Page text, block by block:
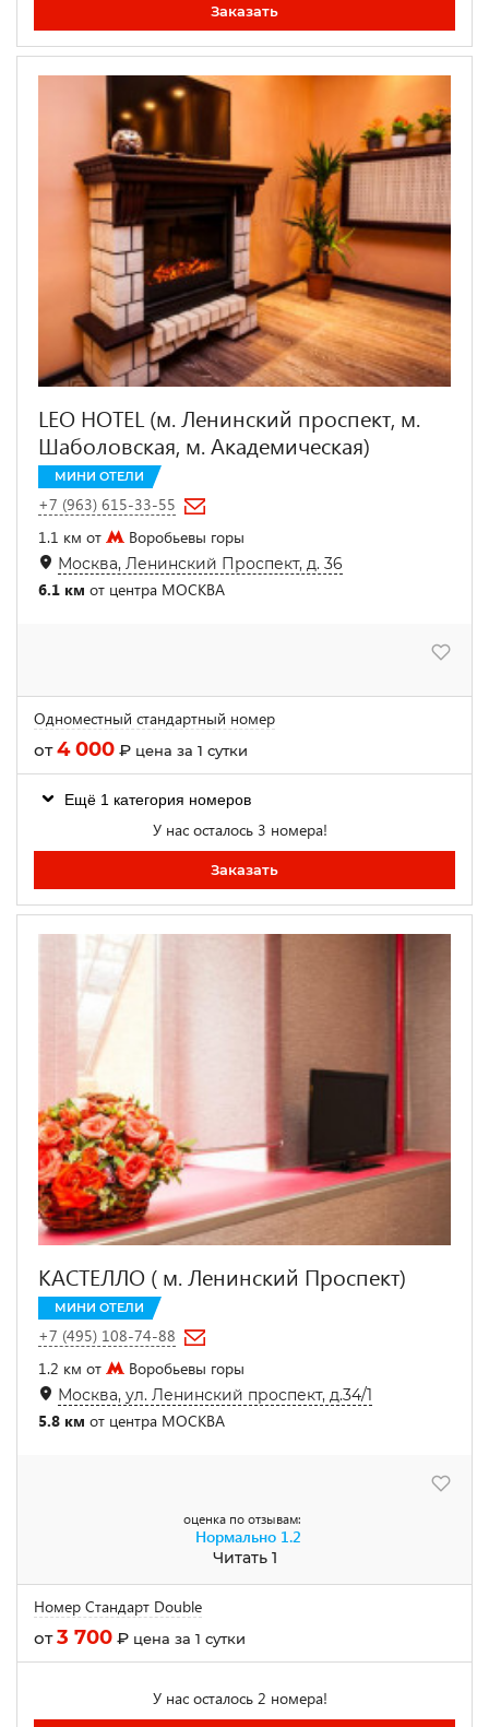
Заказать
LEO HOTEL (м. Ленинский проспект, м.
Шаболовская, м. Академическая)
МИНИ ОТЕЛИ
+7 (963) 615-33-55
1.1 км от
Воробьевы горы
Москва, Ленинский Проспект, д. 36
6.1 км от центра МОСКВА
Одноместный стандартный номер
от4 000 ₽ цена за 1 сутки
Ещё 1 категория номеров
У нас осталось 3 номера!
Заказать
КАСТЕЛЛО ( м. Ленинский Проспект)
МИНИ ОТЕЛИ
+7 (495) 108-74-88
1.2 км от
Воробьевы горы
Москва, ул. Ленинский проспект, д.34/1
5.8 км от центра МОСКВА
оценка по отзывам:
Нормально 1.2
Читать 1
Номер Стандарт Double
от3 700 ₽ цена за 1 сутки
У нас осталось 2 номера!